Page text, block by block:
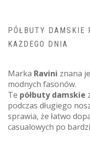
PÓŁBUTY DAMSKIE
KAŻDEGO DNIA
Marka Ravini znana
modnych fasonów.
Te półbuty damskie
podczas długiego
sprawia, że łatwo
casualowych po